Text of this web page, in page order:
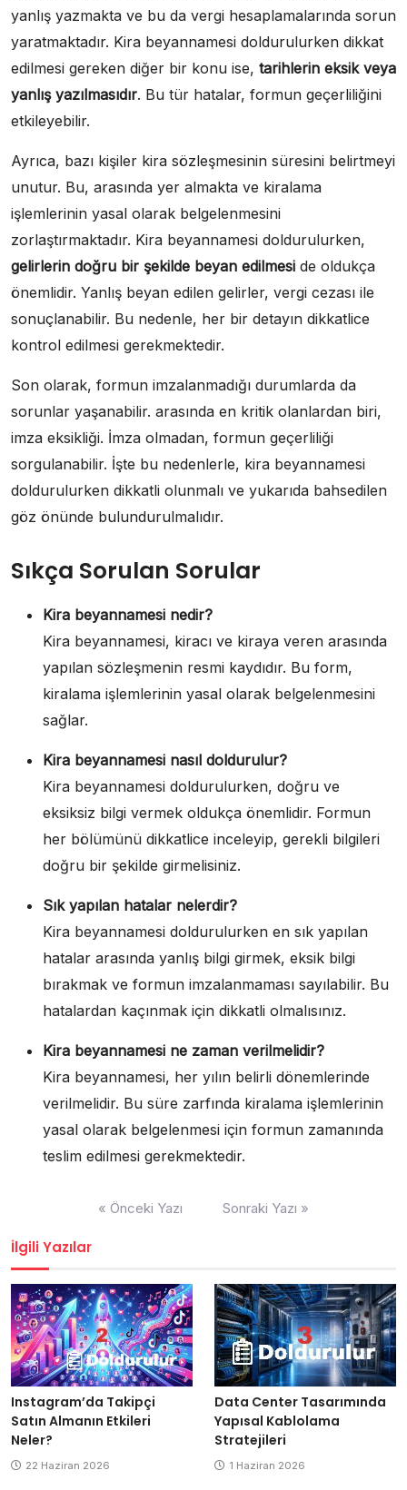
yanlış yazmakta ve bu da vergi hesaplamalarında sorun
yaratmaktadır. Kira beyannamesi doldurulurken dikkat
edilmesi gereken diğer bir konu ise, tarihlerin eksik veya
yanlış yazılmasıdır. Bu tür hatalar, formun geçerliliğini
etkileyebilir.
Ayrıca, bazı kişiler kira sözleşmesinin süresini belirtmeyi
unutur. Bu, arasında yer almakta ve kiralama
işlemlerinin yasal olarak belgelenmesini
zorlaştırmaktadır. Kira beyannamesi doldurulurken,
gelirlerin doğru bir şekilde beyan edilmesi de oldukça
önemlidir. Yanlış beyan edilen gelirler, vergi cezası ile
sonuçlanabilir. Bu nedenle, her bir detayın dikkatlice
kontrol edilmesi gerekmektedir.
Son olarak, formun imzalanmadığı durumlarda da
sorunlar yaşanabilir. arasında en kritik olanlardan biri,
imza eksikliği. İmza olmadan, formun geçerliliği
sorgulanabilir. İşte bu nedenlerle, kira beyannamesi
doldurulurken dikkatli olunmalı ve yukarıda bahsedilen
göz önünde bulundurulmalıdır.
Sıkça Sorulan Sorular
Kira beyannamesi nedir?
Kira beyannamesi, kiracı ve kiraya veren arasında
yapılan sözleşmenin resmi kaydıdır. Bu form,
kiralama işlemlerinin yasal olarak belgelenmesini
sağlar.
Kira beyannamesi nasıl doldurulur?
Kira beyannamesi doldurulurken, doğru ve
eksiksiz bilgi vermek oldukça önemlidir. Formun
her bölümünü dikkatlice inceleyip, gerekli bilgileri
doğru bir şekilde girmelisiniz.
Sık yapılan hatalar nelerdir?
Kira beyannamesi doldurulurken en sık yapılan
hatalar arasında yanlış bilgi girmek, eksik bilgi
bırakmak ve formun imzalanmaması sayılabilir. Bu
hatalardan kaçınmak için dikkatli olmalısınız.
Kira beyannamesi ne zaman verilmelidir?
Kira beyannamesi, her yılın belirli dönemlerinde
verilmelidir. Bu süre zarfında kiralama işlemlerinin
yasal olarak belgelenmesi için formun zamanında
teslim edilmesi gerekmektedir.
« Önceki Yazı Sonraki Yazı »
İlgili Yazılar
Instagram’da Takipçi
Satın Almanın Etkileri
Neler?
22 Haziran 2026
Data Center Tasarımında
Yapısal Kablolama
Stratejileri
1 Haziran 2026